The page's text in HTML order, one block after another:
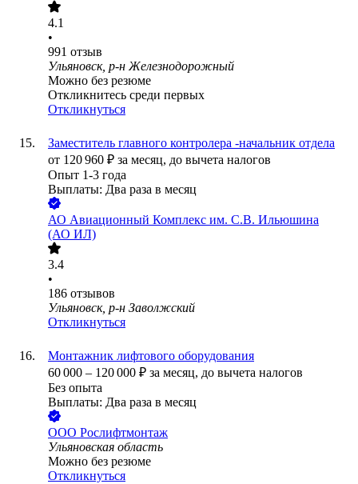
4.1
•
991 отзыв
Ульяновск, р-н Железнодорожный
Можно без резюме
Откликнитесь среди первых
Откликнуться
Заместитель главного контролера -начальник отдела
от 120 960 ₽ за месяц, до вычета налогов
Опыт 1-3 года
Выплаты: Два раза в месяц
АО Авиационный Комплекс им. С.В. Ильюшина
(АО ИЛ)
3.4
•
186 отзывов
Ульяновск, р-н Заволжский
Откликнуться
Монтажник лифтового оборудования
60 000 – 120 000 ₽ за месяц, до вычета налогов
Без опыта
Выплаты: Два раза в месяц
ООО Рослифтмонтаж
Ульяновская область
Можно без резюме
Откликнуться